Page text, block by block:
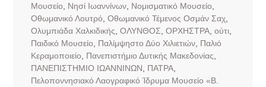
Μουσείο
Νησί Ιωαννίνων, Νομισματικό Μουσείο
Οθωμανικό Λουτρό Οθωμανικό Τέμενος Οσμάν Σαχ,
Ολυμπιάδα Χαλκιδικής ΟΛΥΝΘΟΣ ΟΡΧΗΣΤΡΑ, ούτι,
Παιδικό Μουσείο
Παλίμψηστο Δύο Χιλιετιών, Παλιό
Κεραμοποιείο
Πανεπιστήμιο Δυτικής Μακεδονίας
ΠΑΝΕΠΙΣΤΗΜΙΟ ΙΩΑΝΝΙΝΩΝ
ΠΑΤΡΑ,
Πελοποννησιακό Λαογραφικό Ίδρυμα Μουσείο «Β.